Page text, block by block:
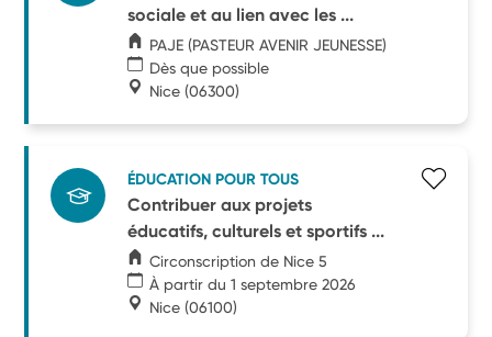
sociale et au lien avec les ...
PAJE (PASTEUR AVENIR JEUNESSE)
Dès que possible
Nice (06300)
ÉDUCATION POUR TOUS
Contribuer aux projets
éducatifs, culturels et sportifs ...
Circonscription de Nice 5
À partir du 1 septembre 2026
Nice (06100)